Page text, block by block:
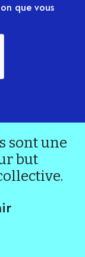
que vous
sont une
but